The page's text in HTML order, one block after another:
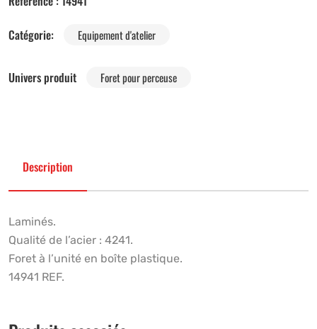
Catégorie:
Equipement d'atelier
Univers produit Foret pour perceuse
Description
Laminés.
Qualité de l’acier : 4241.
Foret à l’unité en boîte plastique.
14941 REF.